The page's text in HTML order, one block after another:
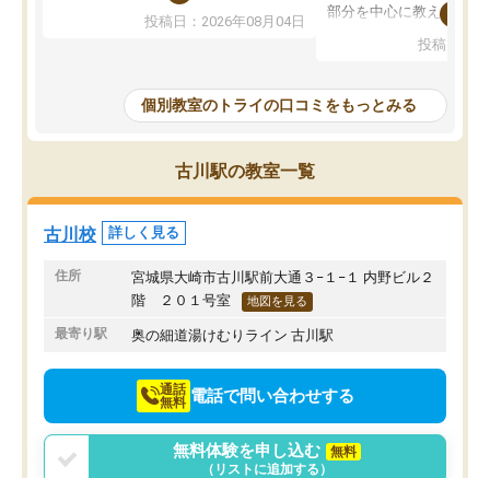
月謝がとても高くトライに良いイメー
ジがありませんでした。
し始めた形です。
しかし、以前とは違い料金がリーズナ
ブルでびっくりしました。
通って1年以上ですが、勉強への取り組
み方が真っすぐに変化（率先して自宅
で復習や予習をする）し成績も向上し
ています。
駅前なので送り迎えが少々負担になっ
ていますが、それを加味しても通って
損はないなと感じています。
投稿日：2026年08月04日
部分を中心に教えてもら
わからないところもそ
もらえたので、勉強への
しずつなくなりました。
その結果成績も上がり、
たのを覚えています。
塾だと思います。
投稿日：
個別教室のトライの口コミをもっとみる
古川駅の教室一覧
古川校 詳しく見る
住所
宮城県大崎市古川駅前大通３−１−１ 内野ビル２
階 ２０１号室
地図を見る
最寄り駅 奥の細道湯けむりライン 古川駅
通話
無料 電話で問い合わせする
無料体験を申し込む
無料
（リストに追加する）